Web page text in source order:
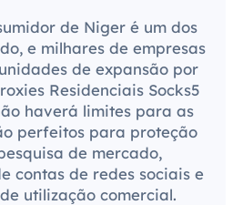
de Niger é um dos
e milhares de empresas
de expansão por
Residenciais Socks5
haverá limites para as
perfeitos para proteção
de mercado,
contas de redes sociais e
utilização comercial.